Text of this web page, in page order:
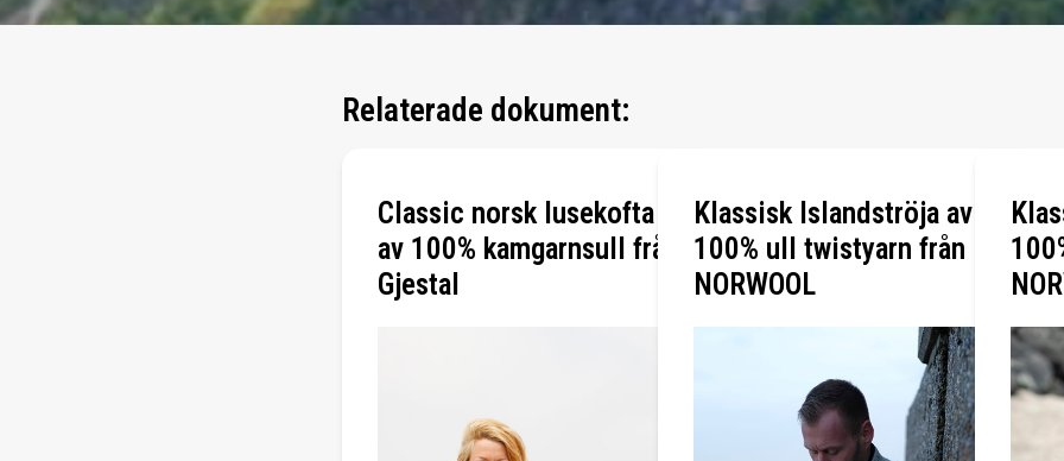
Relaterade dokument:
Classic norsk lusekofta
av 100% kamgarnsull från
Gjestal
Klassisk Islandströja av
100% ull twistyarn från
NORWOOL